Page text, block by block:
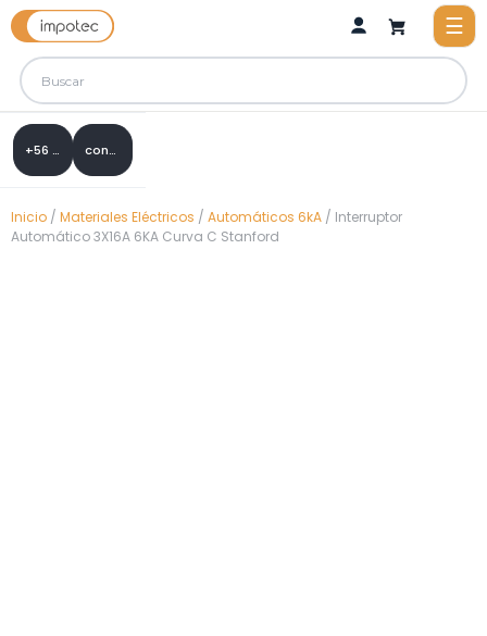
+56 9 8288 0307 contacto@impotec.cl
Inicio / Materiales Eléctricos / Automáticos 6kA / Interruptor
Automático 3X16A 6KA Curva C Stanford